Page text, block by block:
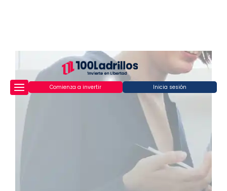
Comienza a invertir Inicia sesión